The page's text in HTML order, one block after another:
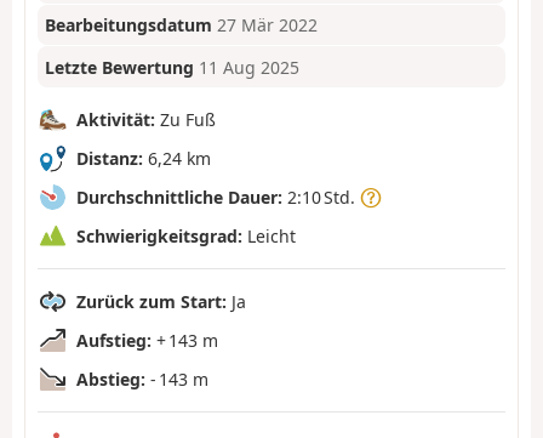
Bearbeitungsdatum 27 Mär 2022
Letzte Bewertung 11 Aug 2025
Aktivität: Zu Fuß
Distanz: 6,24 km
Durchschnittliche Dauer: 2:10 Std.
Schwierigkeitsgrad: Leicht
Zurück zum Start: Ja
Aufstieg: + 143 m
Abstieg: - 143 m